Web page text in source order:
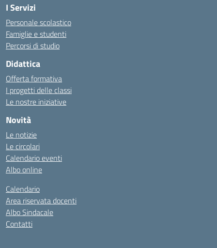
I Servizi
Personale scolastico
Famiglie e studenti
Percorsi di studio
Didattica
Offerta formativa
I progetti delle classi
Le nostre iniziative
Novità
Le notizie
Le circolari
Calendario eventi
Albo online
Calendario
Area riservata docenti
Albo Sindacale
Contatti